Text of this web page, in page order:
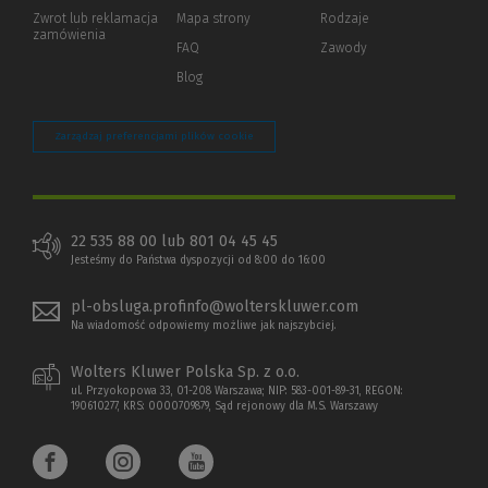
innej
Zwrot lub reklamacja
zamówienia
Mapa strony
FAQ
Blog
Rodzaje
Zawody
Zarządzaj preferencjami plików cookie
22 535 88 00 lub 801 04 45 45
Jesteśmy do Państwa dyspozycji od 8:00 do 16:00
pl-obsluga.profinfo@wolterskluwer.com
Na wiadomość odpowiemy możliwe jak najszybciej.
Wolters Kluwer Polska Sp. z o.o.
ul. Przyokopowa 33, 01-208 Warszawa; NIP: 583-001-89-31, REGON:
190610277, KRS: 0000709879, Sąd rejonowy dla M.S. Warszawy